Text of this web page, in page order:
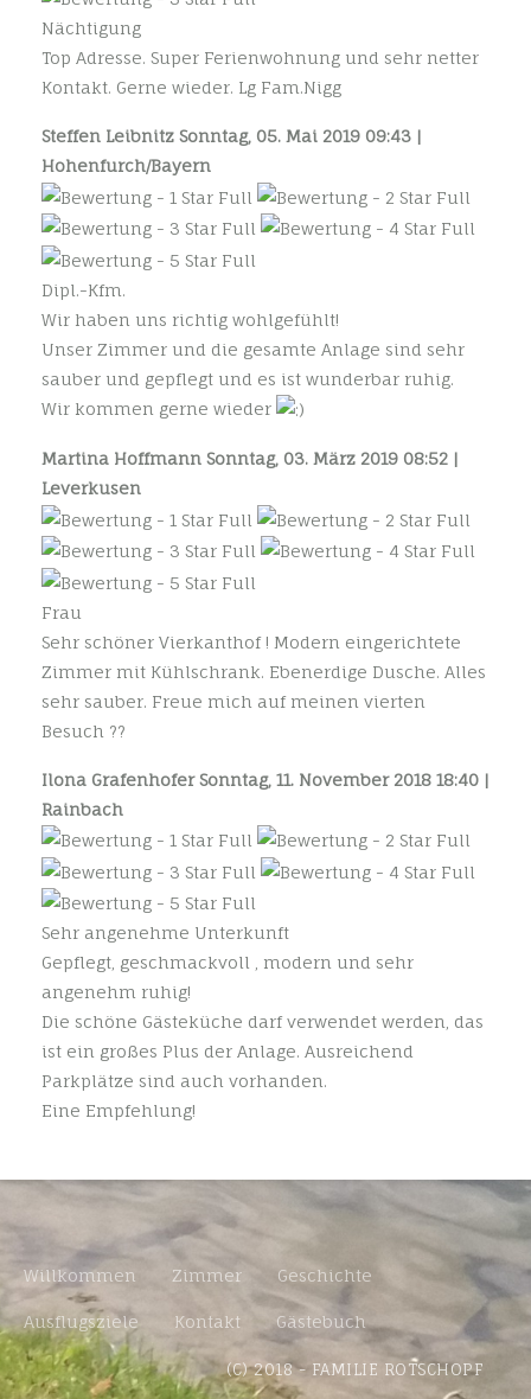
Nächtigung
Top Adresse. Super Ferienwohnung und sehr netter
Kontakt. Gerne wieder. Lg Fam.Nigg
Steffen Leibnitz Sonntag, 05. Mai 2019 09:43 |
Hohenfurch/Bayern
Dipl.-Kfm.
Wir haben uns richtig wohlgefühlt!
Unser Zimmer und die gesamte Anlage sind sehr
sauber und gepflegt und es ist wunderbar ruhig.
Wir kommen gerne wieder
Martina Hoffmann Sonntag, 03. März 2019 08:52 |
Leverkusen
Frau
Sehr schöner Vierkanthof ! Modern eingerichtete
Zimmer mit Kühlschrank. Ebenerdige Dusche. Alles
sehr sauber. Freue mich auf meinen vierten
Besuch ??
Ilona GrafenhoferSonntag, 11. November 2018 18:40 |
Rainbach
Sehr angenehme Unterkunft
Gepflegt, geschmackvoll , modern und sehr
angenehm ruhig!
Die schöne Gästeküche darf verwendet werden, das
ist ein großes Plus der Anlage. Ausreichend
Parkplätze sind auch vorhanden.
Eine Empfehlung!
Willkommen Zimmer Geschichte
Ausflugsziele Kontakt Gästebuch
(C) 2018 - FAMILIE ROTSCHOPF